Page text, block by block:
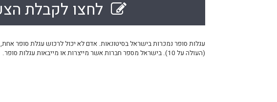
לחצו לקבלת
עגלות סופר נמכרות בישראל בסיטונאות. אדם לא יכול לרכוש עגלת סופר
(העולה על 10). בישראל מספר חברות אשר מייצרות או מייבאות עגלות סופר.